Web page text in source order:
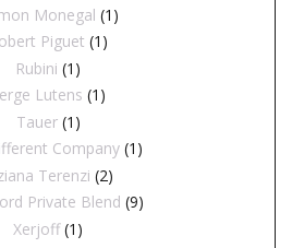
Monegal (1)
Piguet (1)
Rubini (1)
Lutens (1)
Tauer (1)
Company (1)
Terenzi (2)
Private Blend (9)
Xerjoff (1)